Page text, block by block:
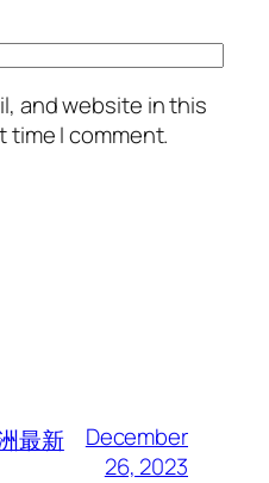
and website in this
I comment.
最新
December
26, 2023